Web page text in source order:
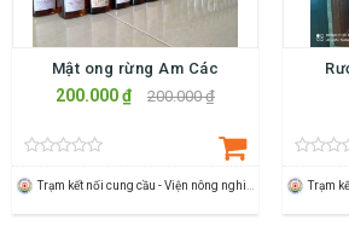
Mật ong rừng Am Các
200.000 ₫ 200.000 ₫